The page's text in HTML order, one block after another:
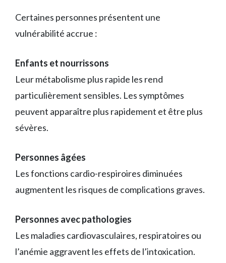
Certaines personnes présentent une
vulnérabilité accrue :
Enfants et nourrissons
Leur métabolisme plus rapide les rend
particulièrement sensibles. Les symptômes
peuvent apparaître plus rapidement et être plus
sévères.
Personnes âgées
Les fonctions cardio-respiroires diminuées
augmentent les risques de complications graves.
Personnes avec pathologies
Les maladies cardiovasculaires, respiratoires ou
l’anémie aggravent les effets de l’intoxication.